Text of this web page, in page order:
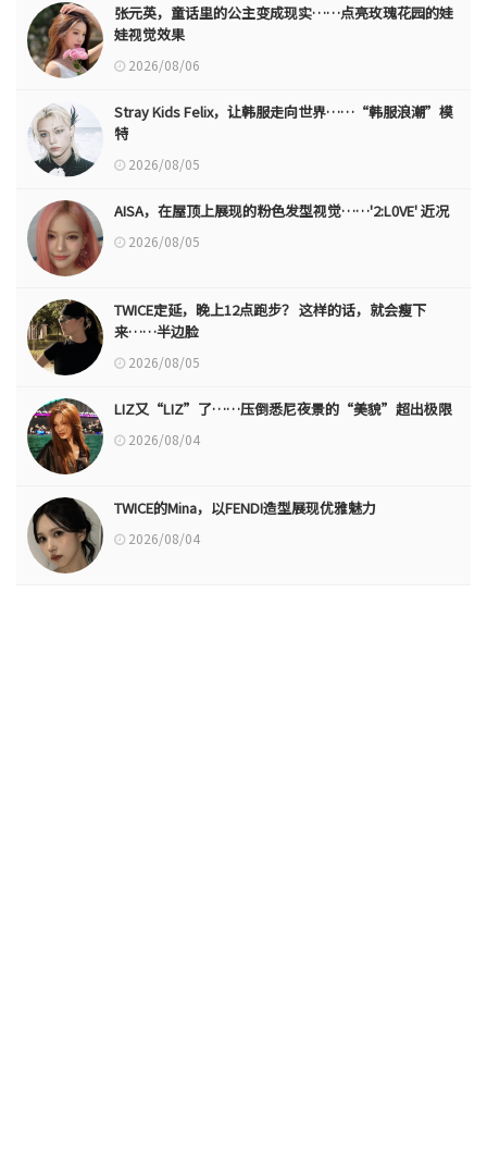
张元英，童话里的公主变成现实……点亮玫瑰花园的娃
娃视觉效果
2026/08/06
Stray Kids Felix，让韩服走向世界……“韩服浪潮”模
特
2026/08/05
AISA，在屋顶上展现的粉色发型视觉……'2:L0VE' 近况
2026/08/05
TWICE定延，晚上12点跑步？ 这样的话，就会瘦下
来……半边脸
2026/08/05
LIZ又“LIZ”了……压倒悉尼夜景的“美貌”超出极限
2026/08/04
TWICE的Mina，以FENDI造型展现优雅魅力
2026/08/04